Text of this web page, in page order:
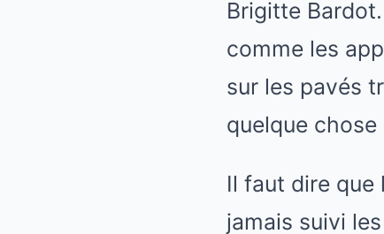
Brigitte
comme les
sur les pavés
quelque
Il faut dire que
jamais suivi